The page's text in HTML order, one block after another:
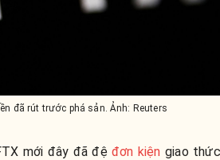
đã rút trước phá sản. Ảnh: Reuters
mới đây đã đệđơn kiện giao